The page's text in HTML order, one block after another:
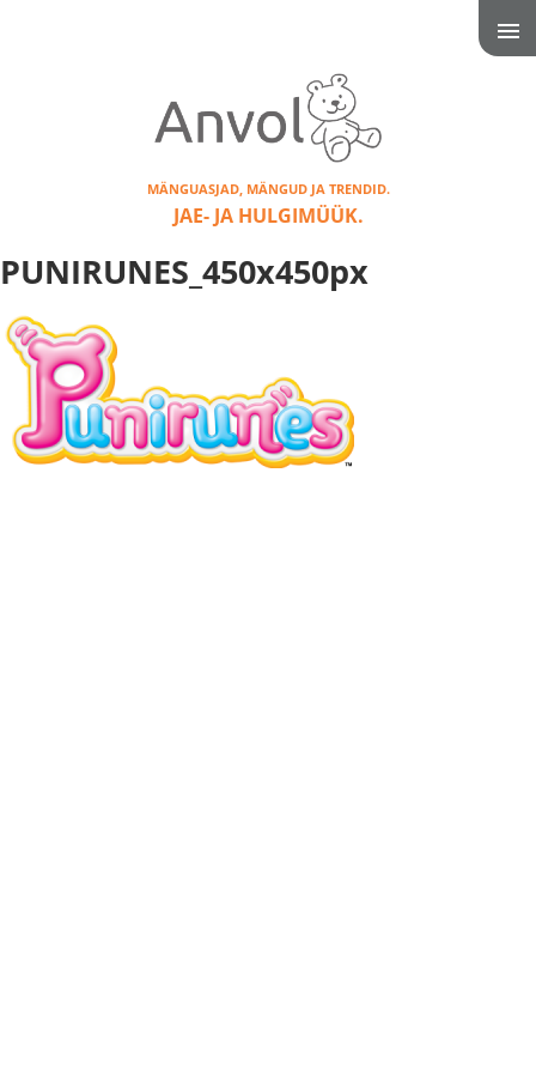
MÄNGUASJAD, MÄNGUD JA TRENDID.
JAE- JA HULGIMÜÜK.
PUNIRUNES_450x450px